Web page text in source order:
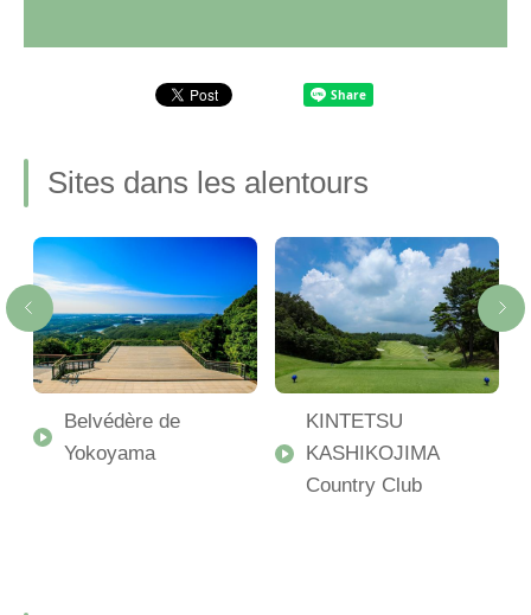
Sites dans les alentours
Belvédère de
Yokoyama
KINTETSU
KASHIKOJIMA
Country Club